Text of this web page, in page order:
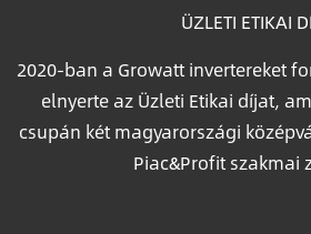
ÜZLETI ETIKAI
2020-ban a Growatt invertereket
elnyerte az Üzleti Etikai díjat,
csupán két magyarországi
Piac&Profit szakmai